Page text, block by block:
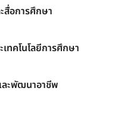
อการศึกษา
ทคโนโลยีการศึกษา
ะพัฒนาอาชีพ